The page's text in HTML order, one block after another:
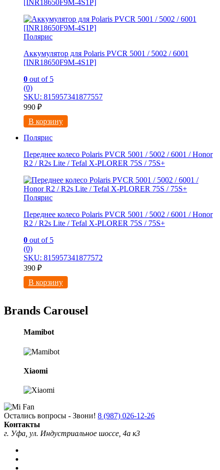
[INR18650F9M-4S1P]
Полярис
Аккумулятор для Polaris PVCR 5001 / 5002 / 6001
[INR18650F9M-4S1P]
0 out of 5
(0)
SKU: 815957341877557
990 ₽
В корзину
Полярис
Переднее колесо Polaris PVCR 5001 / 5002 / 6001 / Honor
R2 / R2s Litе / Tefal X-PLORER 75S / 75S+
Полярис
Переднее колесо Polaris PVCR 5001 / 5002 / 6001 / Honor
R2 / R2s Litе / Tefal X-PLORER 75S / 75S+
0 out of 5
(0)
SKU: 815957341877572
390 ₽
В корзину
Brands Carousel
Mamibot
Xiaomi
Остались вопросы - Звони! 8 (987) 026-12-26
Контакты
г. Уфа, ул. Индустриальное шоссе, 4а к3